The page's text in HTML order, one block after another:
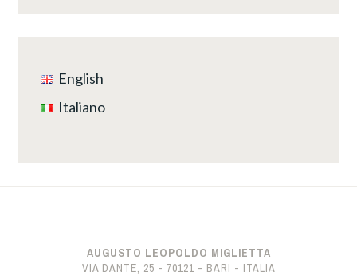
English
Italiano
AUGUSTO LEOPOLDO MIGLIETTA
VIA DANTE, 25 - 70121 - BARI - ITALIA